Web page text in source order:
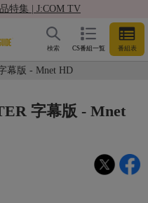
特集 | J:COM TV
CS番組一覧 番組表
検索
幕版 - Mnet HD
字幕版 - Mnet